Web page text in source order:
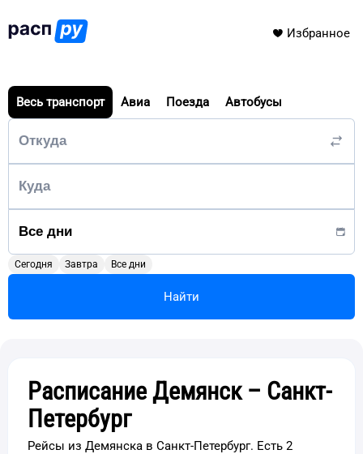
Избранное
Весь транспорт Авиа Поезда Автобусы
Сегодня Завтра Все дни
Найти
Расписание Демянск – Санкт-
Петербург
Рейсы из Демянска в Санкт-Петербург. Есть 2